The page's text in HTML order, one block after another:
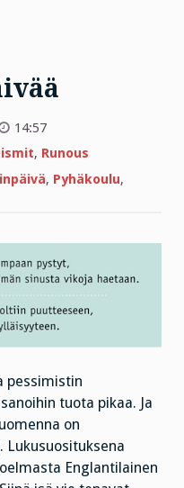
14:57
, Runous
, Pyhäkoulu,
pessimistin
tuota pikaa. Ja
on
Lukusuosituksena
Englantilainen